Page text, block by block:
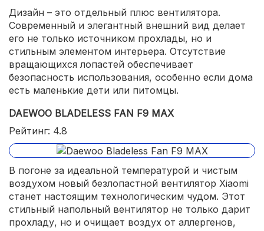
Дизайн – это отдельный плюс вентилятора.
Современный и элегантный внешний вид делает
его не только источником прохлады, но и
стильным элементом интерьера. Отсутствие
вращающихся лопастей обеспечивает
безопасность использования, особенно если дома
есть маленькие дети или питомцы.
DAEWOO BLADELESS FAN F9 MAX
Рейтинг: 4.8
В погоне за идеальной температурой и чистым
воздухом новый безлопастной вентилятор Xiaomi
станет настоящим технологическим чудом. Этот
стильный напольный вентилятор не только дарит
прохладу, но и очищает воздух от аллергенов,